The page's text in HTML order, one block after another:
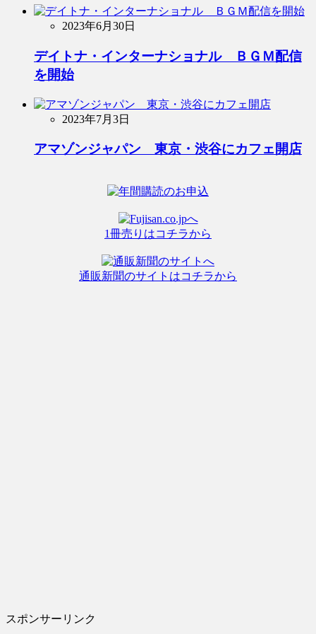
2023年6月30日
デイトナ・インターナショナル ＢＧＭ配信
を開始
2023年7月3日
アマゾンジャパン 東京・渋谷にカフェ開店
1冊売りはコチラから
通販新聞のサイトはコチラから
スポンサーリンク